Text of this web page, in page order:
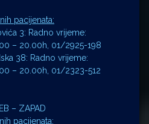
pacijenata:
3: Radno vrijeme:
– 20.00h, 01/2925-198
38: Radno vrijeme:
– 20.00h, 01/2323-512
– ZAPAD
pacijenata: